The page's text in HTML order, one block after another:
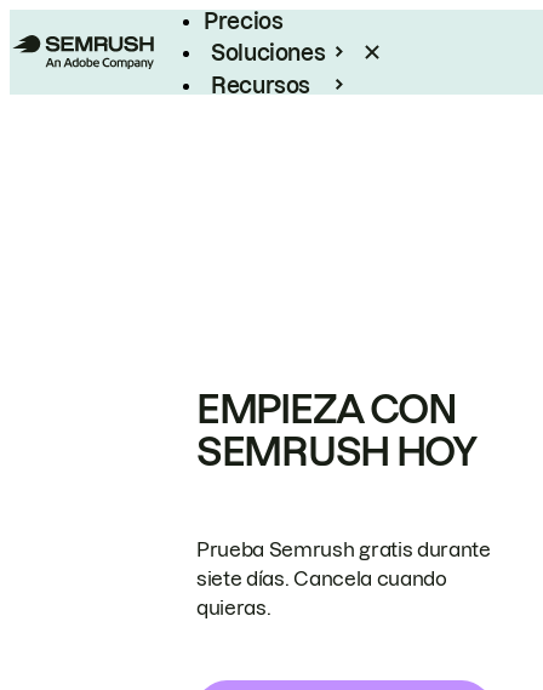
Precios
Soluciones
Recursos
EMPIEZA CON
SEMRUSH HOY
Prueba Semrush gratis durante
siete días. Cancela cuando
quieras.